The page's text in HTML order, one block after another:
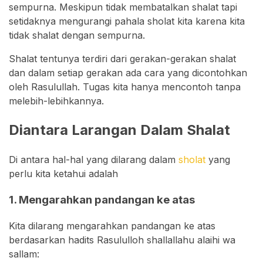
sempurna. Meskipun tidak membatalkan shalat tapi
setidaknya mengurangi pahala sholat kita karena kita
tidak shalat dengan sempurna.
Shalat tentunya terdiri dari gerakan-gerakan shalat
dan dalam setiap gerakan ada cara yang dicontohkan
oleh Rasulullah. Tugas kita hanya mencontoh tanpa
melebih-lebihkannya.
Diantara Larangan Dalam Shalat
Di antara hal-hal yang dilarang dalam sholat yang
perlu kita ketahui adalah
1. Mengarahkan pandangan ke atas
Kita dilarang mengarahkan pandangan ke atas
berdasarkan hadits Rasululloh shallallahu alaihi wa
sallam: